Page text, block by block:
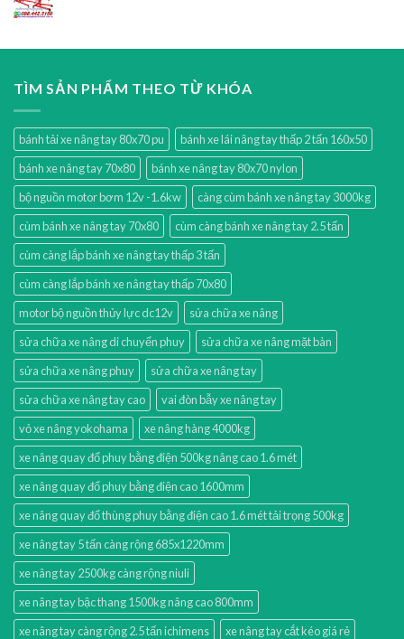
TÌM SẢN PHẨM THEO TỪ KHÓA
bánh tải xe nâng tay 80x70 pu
bánh xe lái nâng tay thấp 2 tấn 160x50
bánh xe nâng tay 70x80
bánh xe nâng tay 80x70 nylon
bộ nguồn motor bơm 12v -1.6kw
càng cùm bánh xe nâng tay 3000kg
cùm bánh xe nâng tay 70x80
cùm càng bánh xe nâng tay 2.5 tấn
cùm càng lắp bánh xe nâng tay thấp 3 tấn
cùm càng lắp bánh xe nâng tay thấp 70x80
motor bộ nguồn thủy lực dc12v
sửa chữa xe nâng
sửa chữa xe nâng di chuyển phuy
sửa chữa xe nâng mặt bàn
sửa chữa xe nâng phuy
sửa chữa xe nâng tay
sửa chữa xe nâng tay cao
vai đòn bẫy xe nâng tay
vỏ xe nâng yokohama
xe nâng hàng 4000kg
xe nâng quay đổ phuy bằng điện 500kg nâng cao 1.6 mét
xe nâng quay đổ phuy bằng điện cao 1600mm
xe nâng quay đổ thùng phuy bằng điện cao 1.6 mét tải trọng 500kg
xe nâng tay 5 tấn càng rộng 685x1220mm
xe nâng tay 2500kg càng rộng niuli
xe nâng tay bậc thang 1500kg nâng cao 800mm
xe nâng tay càng rộng 2.5 tấn ichimens
xe nâng tay cắt kéo giá rẻ